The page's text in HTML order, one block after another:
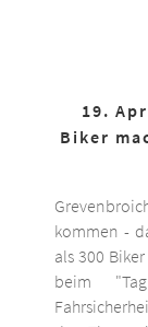
19.
Biker
kommen -
als 300
beim